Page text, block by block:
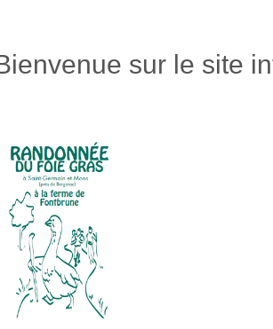
sur le site